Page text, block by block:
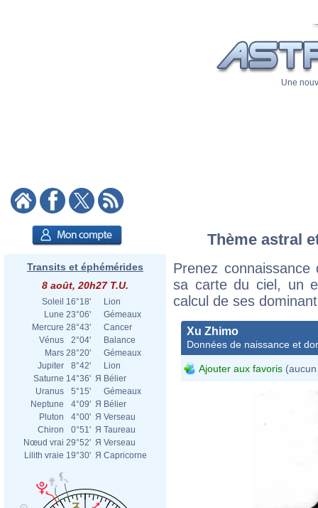
Une
Transits et éphémérides
8 août, 20h27 T.U.
Soleil 16°18'
Lion
Lune 23°06'
Gémeaux
Mercure 28°43'
Cancer
Vénus
2°04'
Balance
Mars 28°20'
Gémeaux
Jupiter
8°42'
Lion
Saturne 14°36' Я Bélier
Uranus
5°15'
Gémeaux
Neptune
4°09' Я Bélier
Pluton
4°00' Я Verseau
Chiron
0°51' Я Taureau
Nœud vrai 29°52' Я Verseau
Lilith vraie 19°30' Я Capricorne
Thème astral
Prenez
sa carte du ciel, un
calcul de ses
Xu Zhimo
Données de naissance et
Ajouter aux favoris